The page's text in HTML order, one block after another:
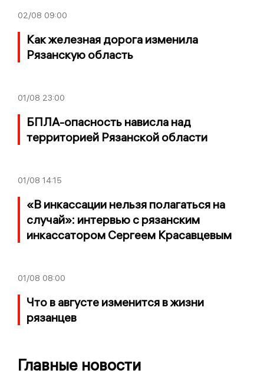
02/08 09:00
Как железная дорога изменила
Рязанскую область
01/08 23:00
БПЛА-опасность нависла над
территорией Рязанской области
01/08 14:15
«В инкассации нельзя полагаться на
случай»: интервью с рязанским
инкассатором Сергеем Красавцевым
01/08 08:00
Что в августе изменится в жизни
рязанцев
Главные новости